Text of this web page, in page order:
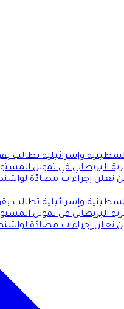
وإسرائيلية تطالب
البريطاني في تمويل
تعلن إجراءات مضادّة
وإسرائيلية تطالب
البريطاني في تمويل
تعلن إجراءات مضادّة